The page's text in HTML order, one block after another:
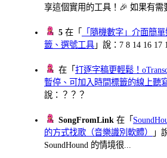
享這個實用的工具！🎉 如果有需
5 在「
「隨機數字」介面簡
籤、選號工具 」說：7 8 14 16 17
在「打逐字稿更輕鬆！
暫停、可加入時間標籤的線上聽
說：？？？
SongFromLink 在「
的方式找歌（音樂識別軟體）
」
SoundHound 的情境很...